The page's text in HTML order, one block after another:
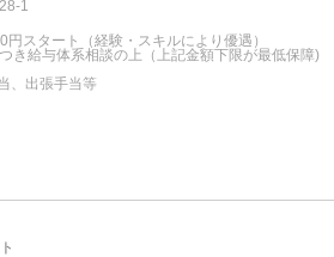
1
スタート（経験・スキルにより優遇）
き給与体系相談の上（上記金額下限が最低保障)
、出張手当等